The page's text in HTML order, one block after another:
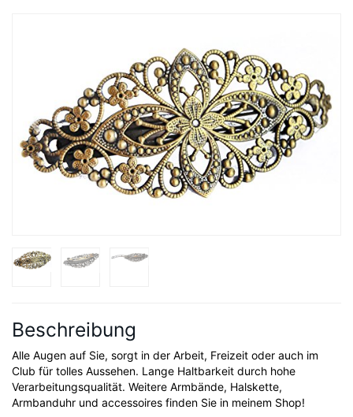
Beschreibung
Alle Augen auf Sie, sorgt in der Arbeit, Freizeit oder auch im
Club für tolles Aussehen. Lange Haltbarkeit durch hohe
Verarbeitungsqualität. Weitere Armbände, Halskette,
Armbanduhr und accessoires finden Sie in meinem Shop!